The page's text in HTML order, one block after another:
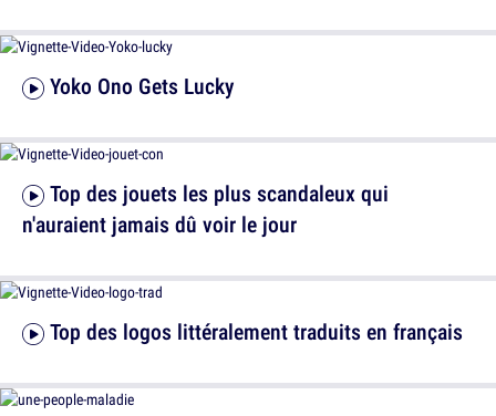
n'auraient jamais dû voir le jour
Yoko Ono Gets Lucky
Top des logos littéralement traduits en français